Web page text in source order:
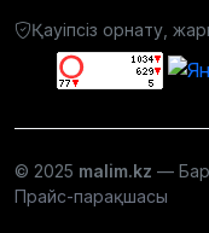
Қауіпсіз орнату,
© 2025 malim.kz —
Прайс-парақшасы